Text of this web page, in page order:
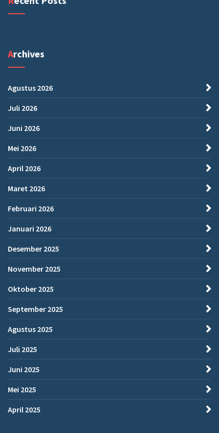
Archives
Agustus 2026
Juli 2026
Juni 2026
Mei 2026
April 2026
Maret 2026
Februari 2026
Januari 2026
Desember 2025
November 2025
Oktober 2025
September 2025
Agustus 2025
Juli 2025
Juni 2025
Mei 2025
April 2025